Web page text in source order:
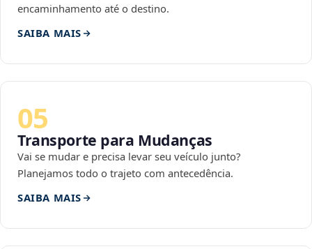
encaminhamento até o destino.
SAIBA MAIS
05
Transporte para Mudanças
Vai se mudar e precisa levar seu veículo junto?
Planejamos todo o trajeto com antecedência.
SAIBA MAIS